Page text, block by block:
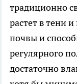
традиционно
растет в тени
почвы и
регулярного
достаточно